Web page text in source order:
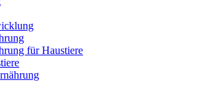
für Haustiere